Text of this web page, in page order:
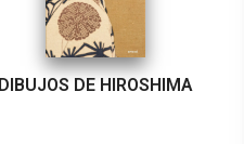
DIBUJOS DE HIROSHIMA